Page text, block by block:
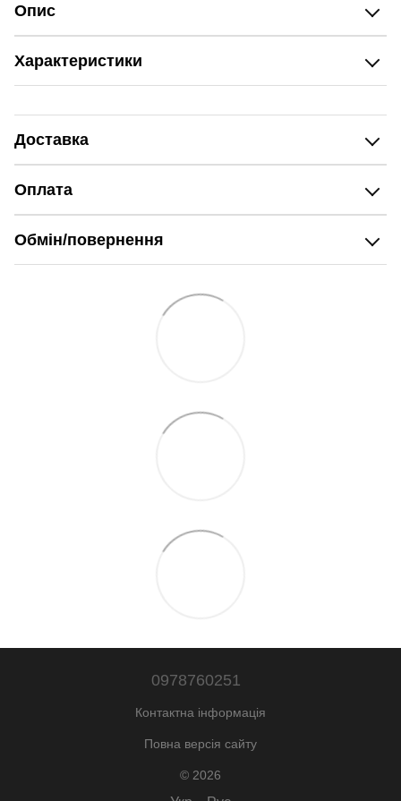
Опис
Характеристики
Доставка
Оплата
Обмін/повернення
0978760251
Контактна інформація
Повна версія сайту
© 2026